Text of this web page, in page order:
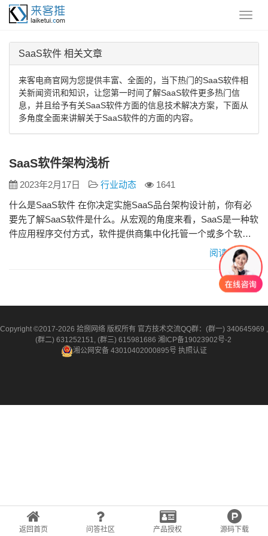
SaaS软件 相关文章
来客电商官网为您提供丰富、全面的，当下热门的SaaS软件相
关新闻资讯和知识，让您第一时间了解SaaS软件更多热门信
息，并且给予有关SaaS软件方面的信息技术解决方案，下面从
多角度全面来讲解关于SaaS软件的方面的内容。
SaaS软件架构浅析
2023年2月17日 行业动态
1641
什么是SaaS软件 在你决定实施SaaS品台架构设计前，你有必
要先了解SaaS软件是什么。从宏观的角度来看，SaaS是一种软
件应用程序交付方式，软件提供商集中化托管一个或多个软件
应用程序，并通过互联网向租户体用这些软件应用程序。从分
类上看，SaaS（软件即服务）也是云计算重要的一部分。目前
国内主流的云服务提供商如阿里云、百度云、腾讯云等，为广
大用户提供了不同业务需求的云服务，它们大致可以分为以下
几…
阅读更多»
Copyright ©2017-2026 拾捌网络 版权所有 官方技术交流QQ群：(群一) 340645969 ,
(群二) 631252151, (群三) 615981686 湘ICP备19023902号-2
湘公网安备 43010402000895号 执照认证
返回首页 问答社区 产品授权 源码下载